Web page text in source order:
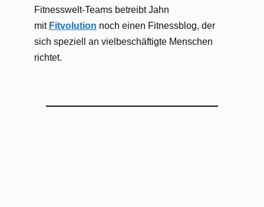
Fitnesswelt-Teams betreibt Jahn
mit Fitvolution noch einen Fitnessblog, der
sich speziell an vielbeschäftigte Menschen
richtet.